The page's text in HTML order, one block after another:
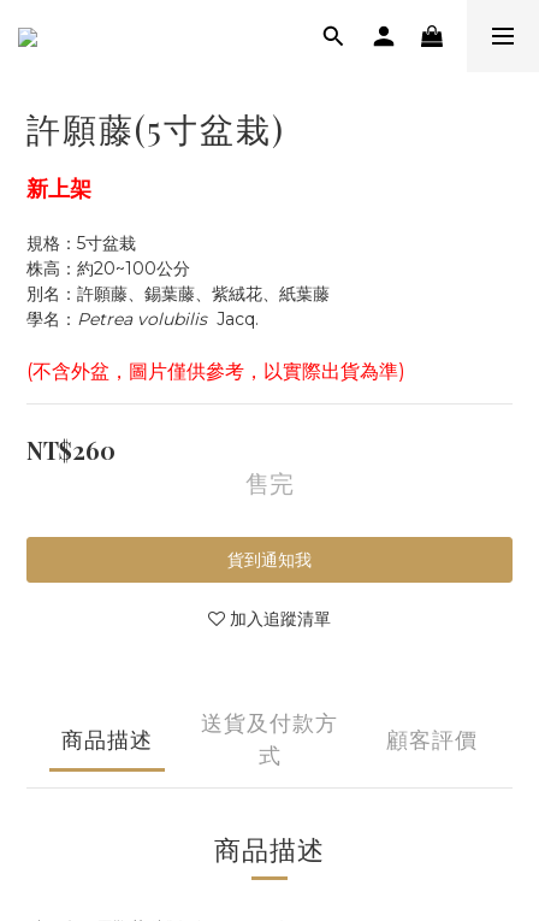
許願藤(5寸盆栽)
新上架
規格：5寸盆栽
株高：約20~100公分
別名：許願藤、錫葉藤、紫絨花、紙葉藤
學名： Petrea volubilis
  Jacq.
(不含外盆，圖片僅供參考，以實際出貨為準)
NT$260
售完
貨到通知我
加入追蹤清單
商品描述
送貨及付款方
式
顧客評價
商品描述